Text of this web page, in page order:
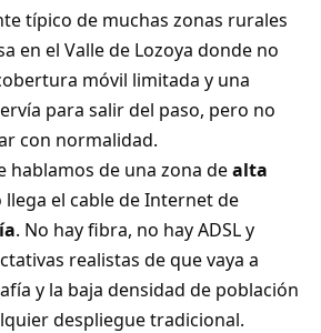
típico de muchas zonas rurales
en el Valle de Lozoya donde no
móvil limitada y una
para salir del paso, pero no
con normalidad.
hablamos de una zona dealta
llega el cable de Internet de
. No hay fibra, no hay ADSL y
realistas de que vaya a
y la baja densidad de población
despliegue tradicional.